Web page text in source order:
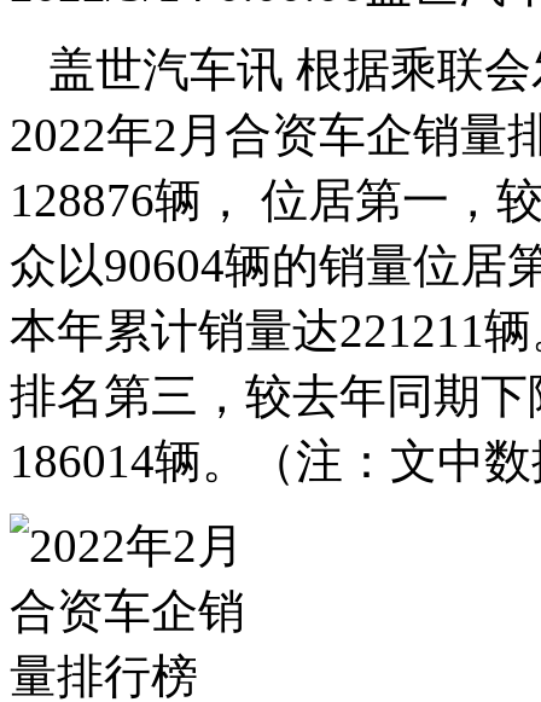
盖世汽车讯 根据乘联
2022年2月合资车企销量
128876辆， 位居第一，
众以90604辆的销量位居
本年累计销量达221211
排名第三，较去年同期
186014辆。（注：文中